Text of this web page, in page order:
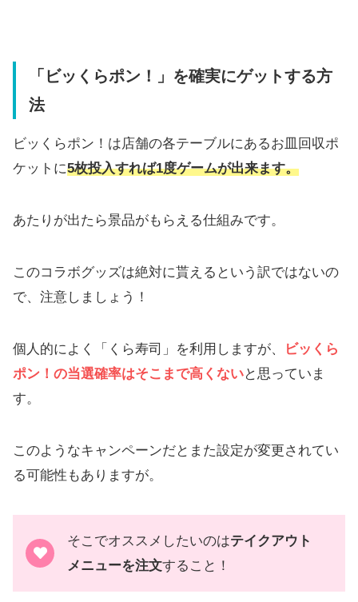
「ビッくらポン！」を確実にゲットする方
法
ビッくらポン！は店舗の各テーブルにあるお皿回収ポ
ケットに5枚投入すれば1度ゲームが出来ます。
あたりが出たら景品がもらえる仕組みです。
このコラボグッズは絶対に貰えるという訳ではないの
で、注意しましょう！
個人的によく「くら寿司」を利用しますが、
ビッくら
ポン！の当選確率はそこまで高くないと思っていま
す。
このようなキャンペーンだとまた設定が変更されてい
る可能性もありますが。
そこでオススメしたいのはテイクアウト
メニューを注文すること！